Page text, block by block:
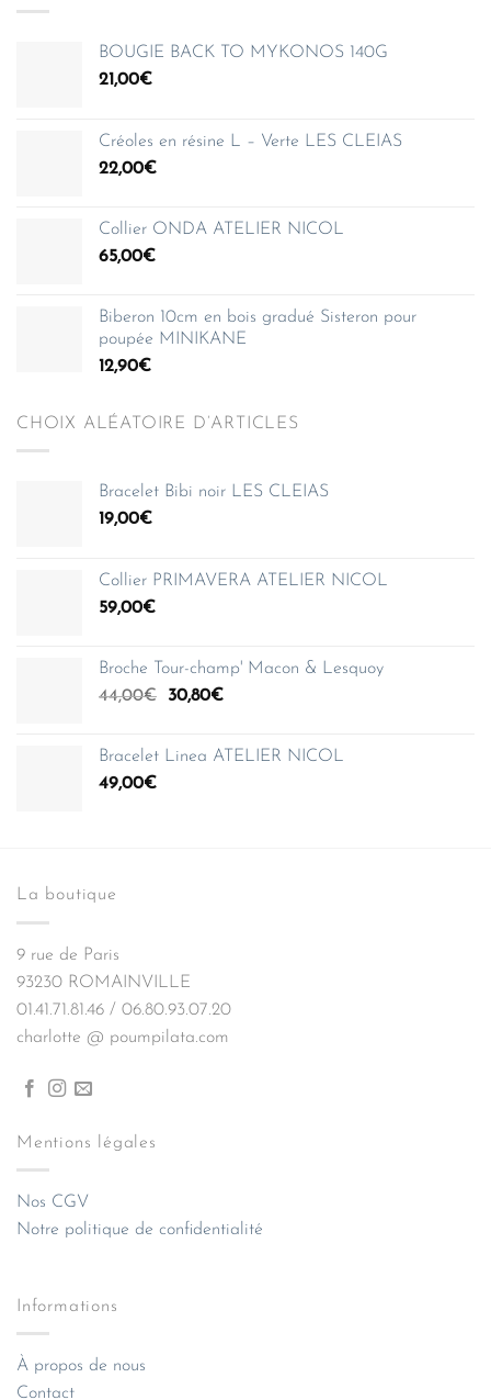
BOUGIE BACK TO MYKONOS 140G
21,00€
Créoles en résine L – Verte LES CLEIAS
22,00€
Collier ONDA ATELIER NICOL
65,00€
Biberon 10cm en bois gradué Sisteron pour
poupée MINIKANE
12,90€
CHOIX ALÉATOIRE D’ARTICLES
Bracelet Bibi noir LES CLEIAS
19,00€
Collier PRIMAVERA ATELIER NICOL
59,00€
Broche Tour-champ' Macon & Lesquoy
44,00€
Le
était :
30,80€Le
est :
Bracelet Linea ATELIER NICOL
49,00€
La boutique
9 rue de Paris
93230 ROMAINVILLE
01.41.71.81.46 / 06.80.93.07.20
charlotte @ poumpilata.com
Mentions légales
Nos CGV
Notre politique de confidentialité
Informations
À propos de nous
Contact